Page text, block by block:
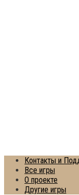
Контакты и
Все игры
О проекте
Другие игры